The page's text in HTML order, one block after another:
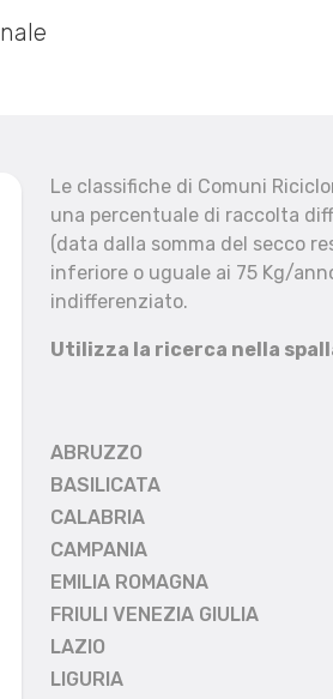
Reset filtri
Le classifiche di Comuni
una percentuale di raccolta
(data dalla somma del secco
inferiore o uguale ai 75 Kg/
indifferenziato.
Utilizza la ricerca nella
ABRUZZO
BASILICATA
CALABRIA
CAMPANIA
EMILIA ROMAGNA
FRIULI VENEZIA GIULIA
LAZIO
LIGURIA